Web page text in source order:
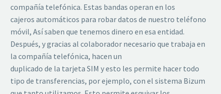
compañía telefónica. Estas bandas operan en los
cajeros automáticos para robar datos de nuestro teléfono
móvil, Así saben que tenemos dinero en esa entidad.
Después, y gracias al colaborador necesario que trabaja en
la compañía telefónica, hacen un
duplicado de la tarjeta SIM y esto les permite hacer todo
tipo de transferencias, por ejemplo, con el sistema Bizum